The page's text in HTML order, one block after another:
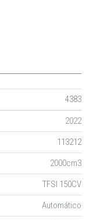
4383
2022
113212
2000cm3
TFSI 150CV
Automático